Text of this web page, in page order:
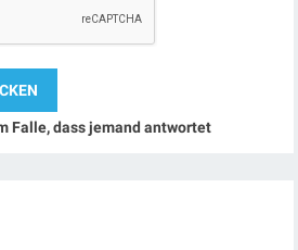
Falle, dass jemand antwortet